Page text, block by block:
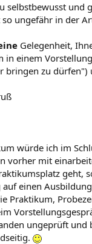
selbstbewusst und
ungefähr in der
Gelegenheit,
in einem
bringen zu dürfen")
würde ich im
vorher mit
geht,
einen
Praktikum,
ungeprüft und